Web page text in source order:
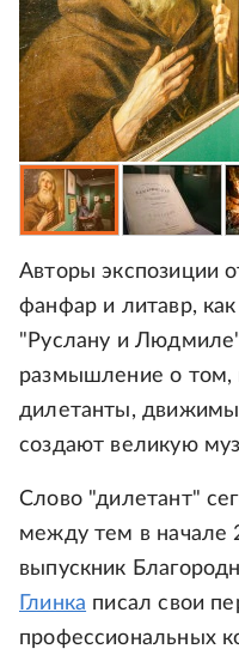
Авторы экспозиции
фанфар и литавр,
"Руслану и
размышление о том,
дилетанты,
создают великую
Слово "дилетант"
между тем в начале
выпускник
Глинка писал свои
профессиональных